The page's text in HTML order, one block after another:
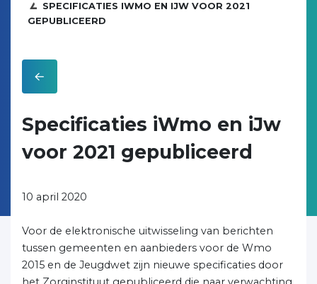
SPECIFICATIES IWMO EN IJW VOOR 2021
GEPUBLICEERD
Specificaties iWmo en iJw
voor 2021 gepubliceerd
10 april 2020
Voor de elektronische uitwisseling van berichten
tussen gemeenten en aanbieders voor de Wmo
2015 en de Jeugdwet zijn nieuwe specificaties door